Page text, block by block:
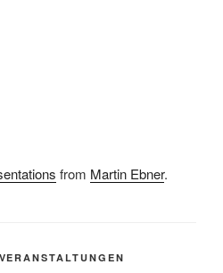
from Martin Ebner.
VERANSTALTUNGEN